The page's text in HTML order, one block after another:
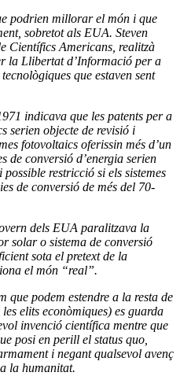
podrien millorar el món i que
sobretot als EUA. Steven
Científics Americans, realitzà
la Llibertat d’Informació per a
que estaven sent
indicava que les patents per a
serien objecte de revisió i
fotovoltaics oferissin més d’un
de conversió d’energia serien
restricció si els sistemes
de conversió de més del 70-
dels EUA paralitzava la
solar o sistema de conversió
sota el pretext de la
el món “real”.
que podem estendre a la resta de
elits econòmiques) es guarda
invenció científica mentre que
posi en perill el status quo,
i negant qualsevol avenç
la humanitat.